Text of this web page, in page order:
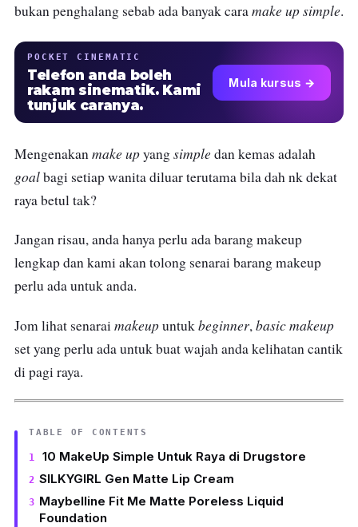
bukan penghalang sebab ada banyak caramake upsimple.
POCKET CINEMATIC
Telefon anda boleh
rakam sinematik. Kami
tunjuk caranya.
Mula kursus →
Mengenakanmake upyangsimple dan kemas adalah
goalbagi setiap wanita diluar terutama bila dah nk dekat
raya betul tak?
Jangan risau, anda hanya perlu ada barang makeup
lengkap dan kami akan tolong senarai barang makeup
perlu ada untuk anda.
Jom lihat senarai makeupuntukbeginner, basicmakeup
set yang perlu ada untuk buat wajah anda kelihatan cantik
di pagi raya.
TABLE OF CONTENTS
10 MakeUp Simple Untuk Raya di Drugstore
SILKYGIRL Gen Matte Lip Cream
Maybelline Fit Me Matte Poreless Liquid
Foundation